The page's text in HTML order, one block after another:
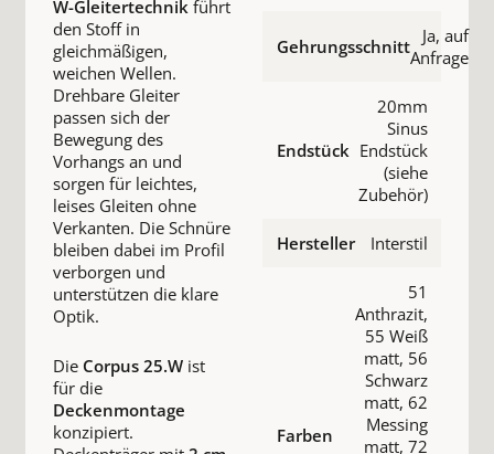
W-Gleitertechnikführt
den Stoff in
gleichmäßigen,
weichen Wellen.
Drehbare Gleiter
passen sich der
Bewegung des
Vorhangs an und
sorgen für leichtes,
leises Gleiten ohne
Verkanten. Die Schnüre
bleiben dabei im Profil
verborgen und
unterstützen die klare
Optik.
Die Corpus 25.Wist
für die
Deckenmontage
konzipiert.
Gehrungsschnitt
Ja, auf
Anfrage
Endstück
20mm
Sinus
Endstück
(siehe
Zubehör)
Hersteller Interstil
Farben
51
Anthrazit,
55 Weiß
matt, 56
Schwarz
matt, 62
Messing
matt, 72